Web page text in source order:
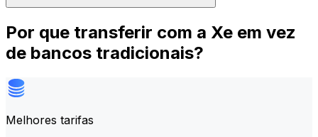
Por que transferir com a Xe em vez
de bancos tradicionais?
Melhores tarifas